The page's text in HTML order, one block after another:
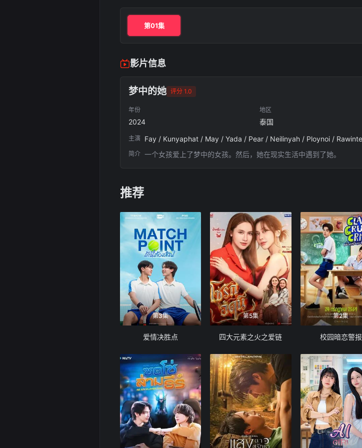
第01集
影片信息
梦中的她 评分 1.0
年份
2024
地区
泰国
主演
简介 一个女孩爱上了梦中的女孩。然后，她在现实生活中遇到了她。
推荐
第3集
爱情决胜点
第5集
四大元素之火之爱链
第2集
校园暗恋警报